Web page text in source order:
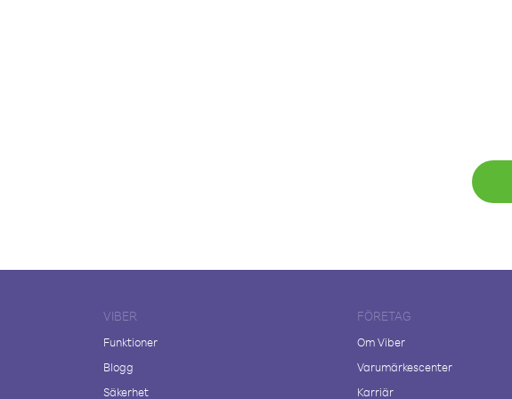
VIBER
Funktioner
Blogg
Säkerhet
FÖRETAG
Om Viber
Varumärkescenter
Karriär